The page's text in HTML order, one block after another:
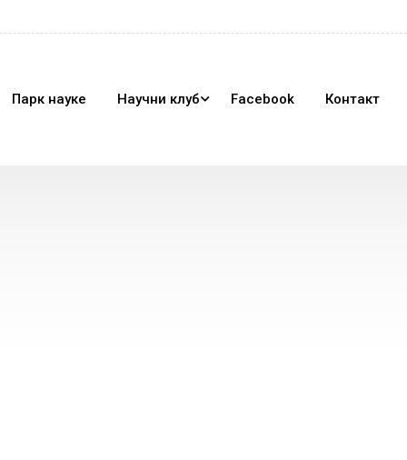
Парк науке Научни клуб Facebook Контакт